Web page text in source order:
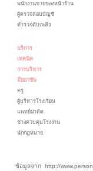
พนักงานขายของหน้าร้าน
ผู้ตรวจสอบบัญชี
ตำรวจดับเพลิง
บริการ
เทคนิค
การบริหาร
มืออาชีพ
ครู
ผู้บริหารโรงเรียน
แพทย์ผ่าตัด
ช่างควบคุมโรงงาน
นักกฏหมาย
ข้อมูลจาก http://